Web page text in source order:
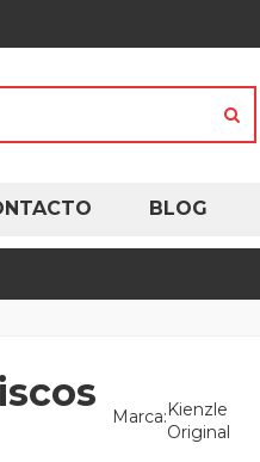
BLOG
Marca:Kienzle
Original